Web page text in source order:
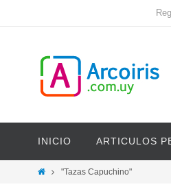
INICIO ARTICULOS
"Tazas Capuchino"